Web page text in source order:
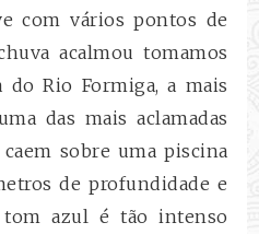
com vários pontos de
acalmou tomamos
do Rio Formiga, a mais
das mais aclamadas
sobre uma piscina
de profundidade e
azul é tão intenso